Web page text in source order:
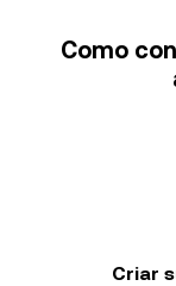
Como
Criar